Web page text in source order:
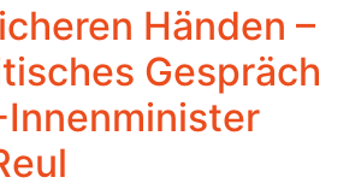
Händen –
Gespräch
Innenminister